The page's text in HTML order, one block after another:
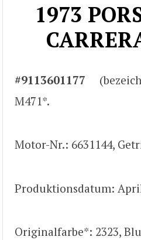
1973
#9113601177
M471*.
Motor-Nr.: 6631144,
Produktionsdatum:
Originalfarbe*: 2323,